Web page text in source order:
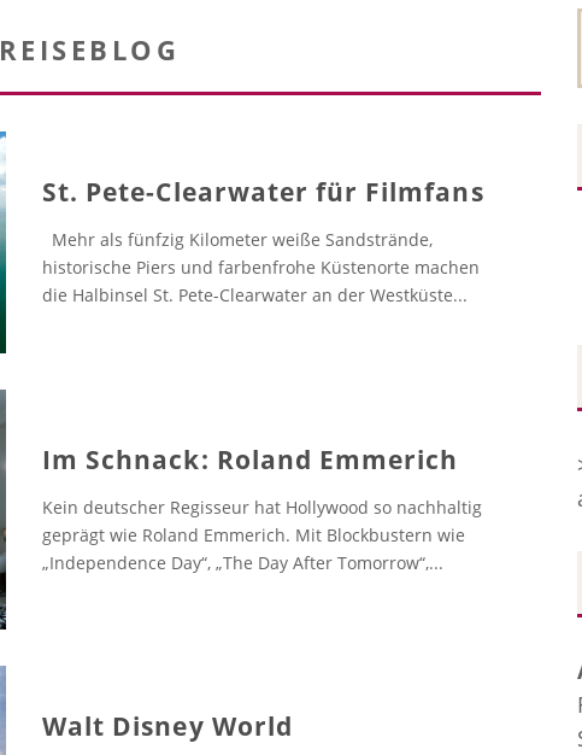
REISEBLOG
St. Pete-Clearwater für Filmfans
Mehr als fünfzig Kilometer weiße Sandstrände,
historische Piers und farbenfrohe Küstenorte machen
die Halbinsel St. Pete-Clearwater an der Westküste...
Im Schnack: Roland Emmerich
Kein deutscher Regisseur hat Hollywood so nachhaltig
geprägt wie Roland Emmerich. Mit Blockbustern wie
„Independence Day“, „The Day After Tomorrow“,...
Walt Disney World